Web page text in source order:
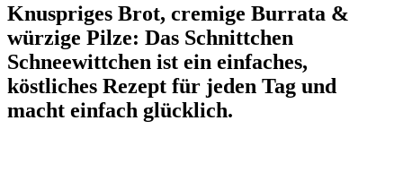
Knuspriges Brot, cremige Burrata &
würzige Pilze: Das Schnittchen
Schneewittchen ist ein einfaches,
köstliches Rezept für jeden Tag und
macht einfach glücklich.